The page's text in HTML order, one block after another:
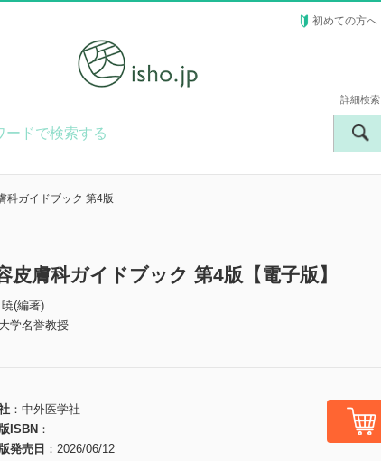
初めての方へ
詳細検索
科ガイドブック 第4版
皮膚科ガイドブック 第4版【電子版】
暁(編著)
学名誉教授
中外医学社
ISBN
発売日
2026/06/12